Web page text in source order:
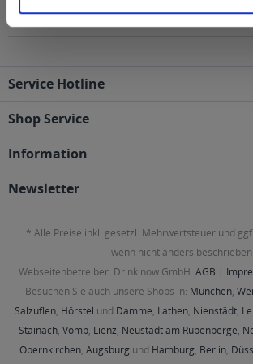
Postleitzahl-Gebieten geliefert
Service Hotline
Shop Service
Information
Newsletter
* Alle Preise inkl. gesetzl. Mehrwertsteuer und
wenn nicht anders beschrieben
Webseitenbetreiber: Drink now GmbH: AGB |
Besuchen Sie auch unsere Shops in: München,
Salzuflen, Hörstel und Damme, Lathen, Nienstädt,
Stainach, Vomp, Lienz, Neustadt am Rübenberge,
Obernkirchen, Augsburg und Hamburg, Berlin,